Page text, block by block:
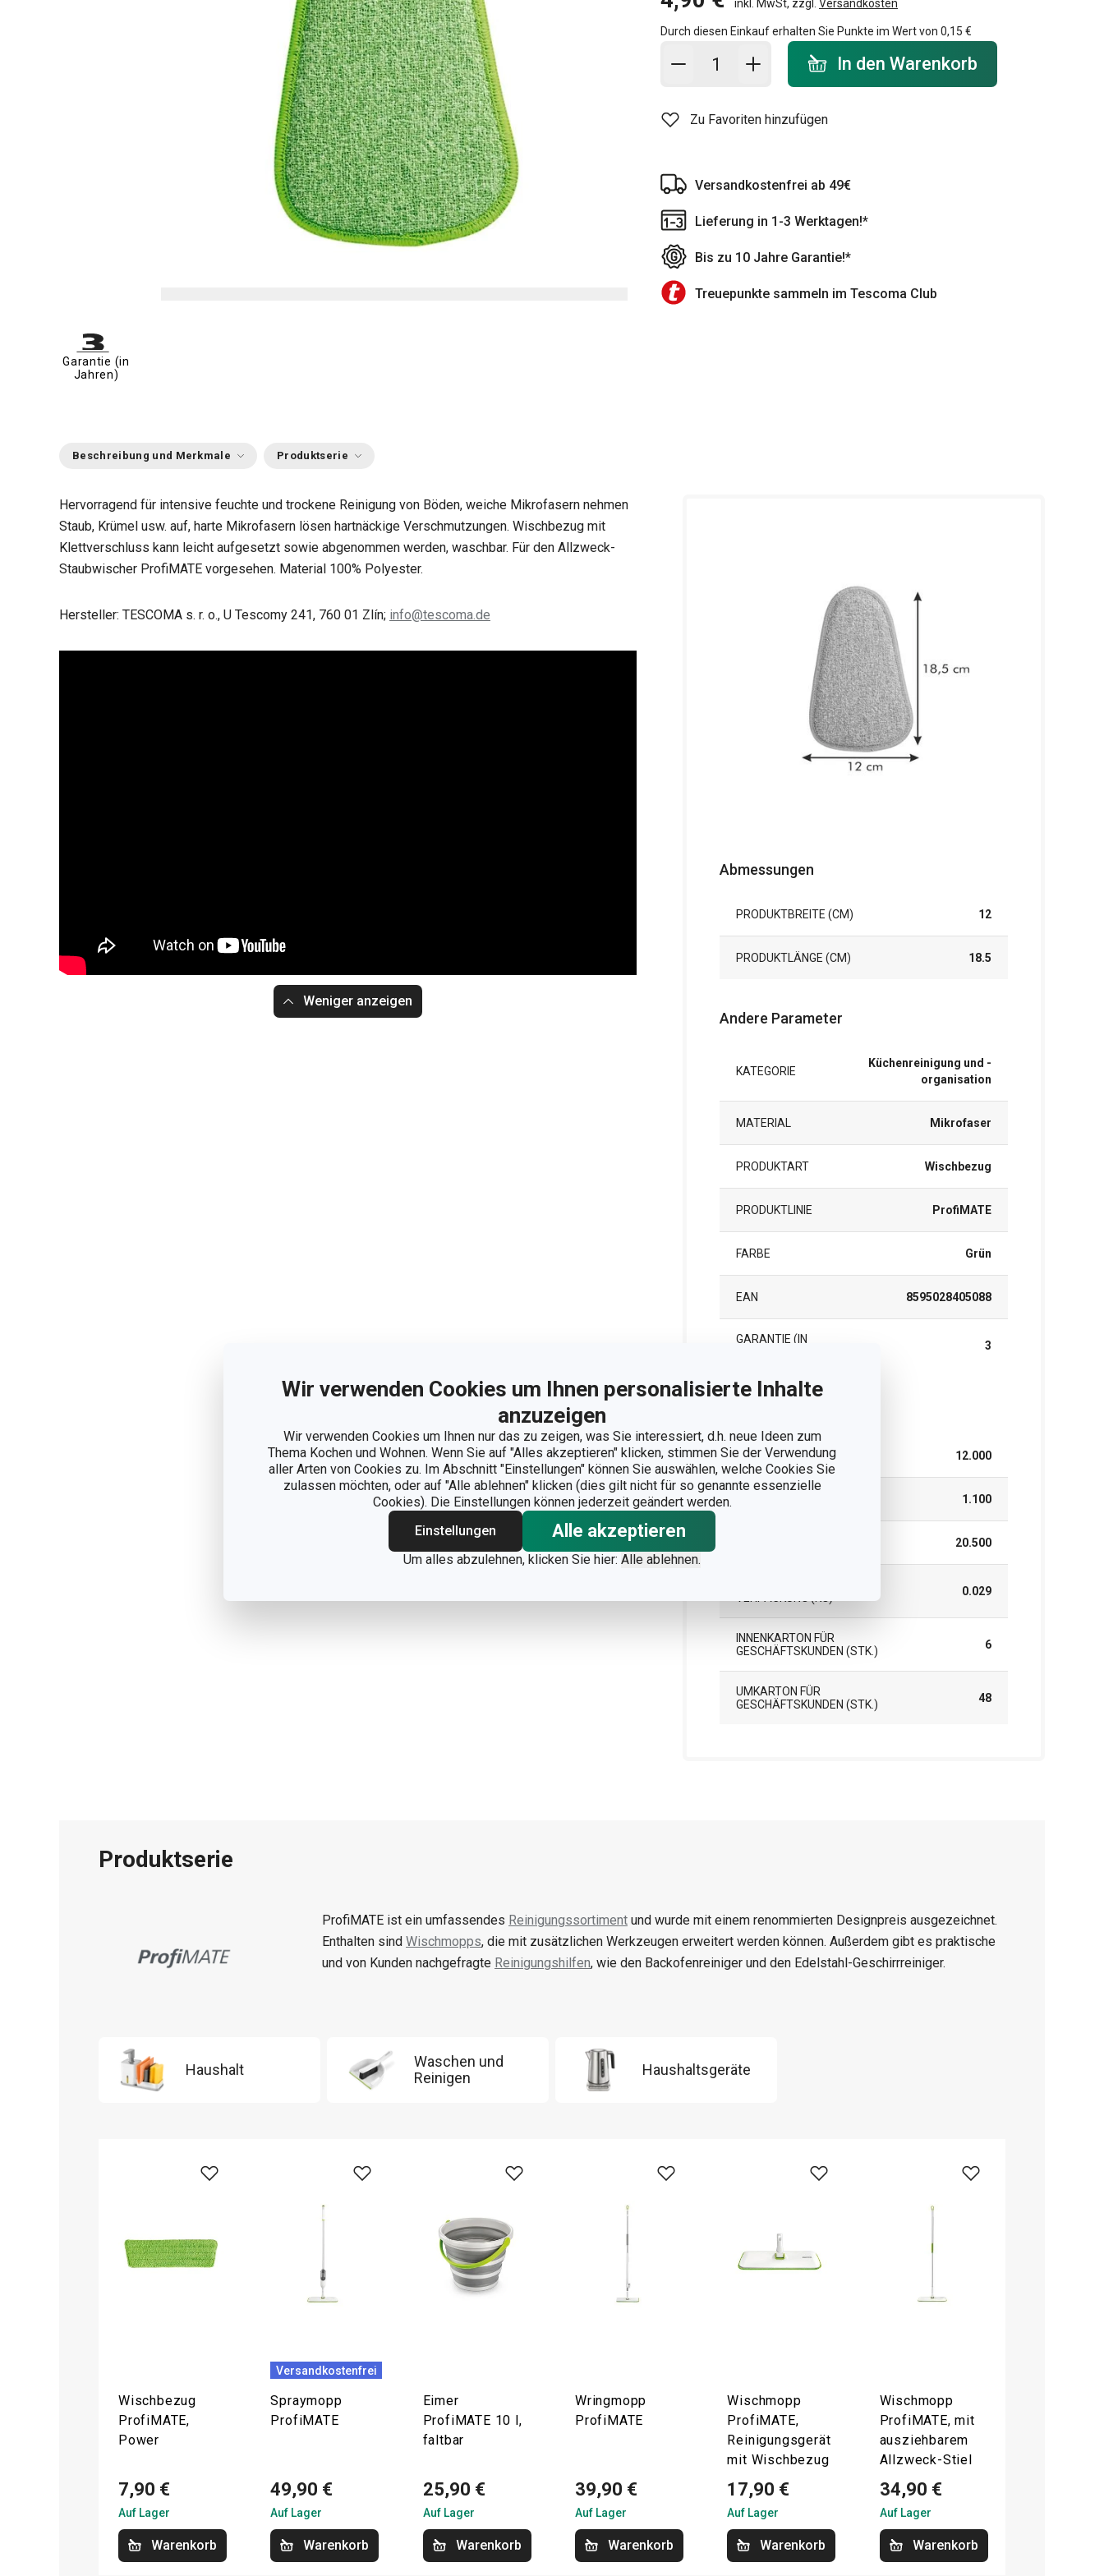
Wir verwenden Cookies um Ihnen personalisierte Inhalte
anzuzeigen
Wir verwenden Cookies um Ihnen nur das zu zeigen, was Sie interessiert, d.h. neue Ideen zum
Thema Kochen und Wohnen. Wenn Sie auf "Alles akzeptieren" klicken, stimmen Sie der Verwendung
aller Arten von Cookies zu. Im Abschnitt "Einstellungen" können Sie auswählen, welche Cookies Sie
zulassen möchten, oder auf "Alle ablehnen" klicken (dies gilt nicht für so genannte essenzielle
Cookies). Die Einstellungen können jederzeit geändert werden.
Einstellungen
Alle akzeptieren
Um alles abzulehnen, klicken Sie hier: Alle ablehnen.
inkl. MwSt, zzgl. Versandkosten
Durch diesen Einkauf erhalten Sie Punkte im Wert von 0,15 €
In den Warenkorb - Menge
In den Warenkorb
Zu Favoriten hinzufügen
Versandkostenfrei ab 49€
Lieferung in 1-3 Werktagen!*
Bis zu 10 Jahre Garantie!*
Treuepunkte sammeln im Tescoma Club
Garantie (in
Jahren)
Beschreibung und Merkmale Produktserie
Hervorragend für intensive feuchte und trockene Reinigung von Böden, weiche Mikrofasern nehmen
Staub, Krümel usw. auf, harte Mikrofasern lösen hartnäckige Verschmutzungen. Wischbezug mit
Klettverschluss kann leicht aufgesetzt sowie abgenommen werden, waschbar. Für den Allzweck-
Staubwischer ProfiMATE vorgesehen. Material 100% Polyester.
Hersteller: TESCOMA s. r. o., U Tescomy 241, 760 01 Zlín; info@tescoma.de
Weniger anzeigen
Abmessungen
PRODUKTBREITE (CM) 12
PRODUKTLÄNGE (CM) 18.5
Andere Parameter
KATEGORIE
Küchenreinigung und -
organisation
MATERIAL Mikrofaser
PRODUKTART Wischbezug
PRODUKTLINIE ProfiMATE
FARBE Grün
EAN 8595028405088
GARANTIE (IN
3
BREITE (CM) 12.000
1.100
20.500
0.029
INNENKARTON FÜR
GESCHÄFTSKUNDEN (STK.)
6
UMKARTON FÜR
GESCHÄFTSKUNDEN (STK.)
48
Produktserie
ProfiMATE ist ein umfassendes Reinigungssortiment und wurde mit einem renommierten Designpreis ausgezeichnet.
Enthalten sind Wischmopps, die mit zusätzlichen Werkzeugen erweitert werden können. Außerdem gibt es praktische
und von Kunden nachgefragte Reinigungshilfen, wie den Backofenreiniger und den Edelstahl-Geschirrreiniger.
Haushalt
Waschen und
Reinigen
Haushaltsgeräte
Wischbezug
ProfiMATE,
Power
7,90 €
Auf Lager
Warenkorb
Versandkostenfrei
Spraymopp
ProfiMATE
49,90 €
Auf Lager
Warenkorb
Eimer
ProfiMATE 10 l,
faltbar
25,90 €
Auf Lager
Warenkorb
Wringmopp
ProfiMATE
39,90 €
Auf Lager
Warenkorb
Wischmopp
ProfiMATE,
Reinigungsgerät
mit Wischbezug
17,90 €
Auf Lager
Warenkorb
Wischmopp
ProfiMATE, mit
ausziehbarem
Allzweck-Stiel
34,90 €
Auf Lager
Warenkorb